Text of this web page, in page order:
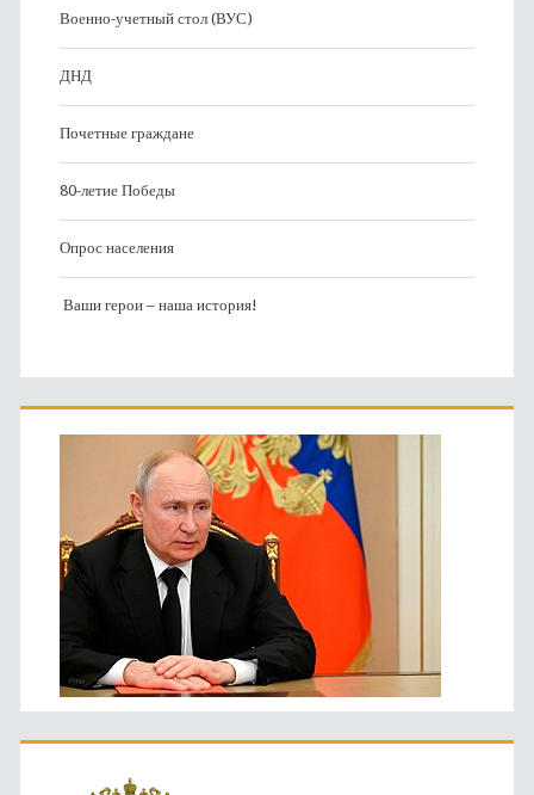
Военно-учетный стол (ВУС)
ДНД
Почетные граждане
80-летие Победы
Опрос населения
Ваши герои – наша история!